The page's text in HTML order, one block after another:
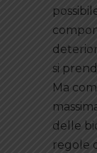
si
Ma
delle
regole